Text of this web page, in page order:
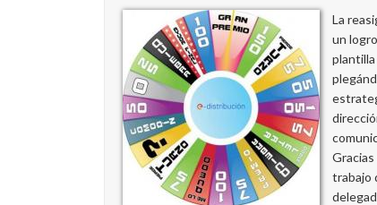
Distribución
será
en
papel
para
garantizar
su
anonimato
La
un
plantilla
trabajo